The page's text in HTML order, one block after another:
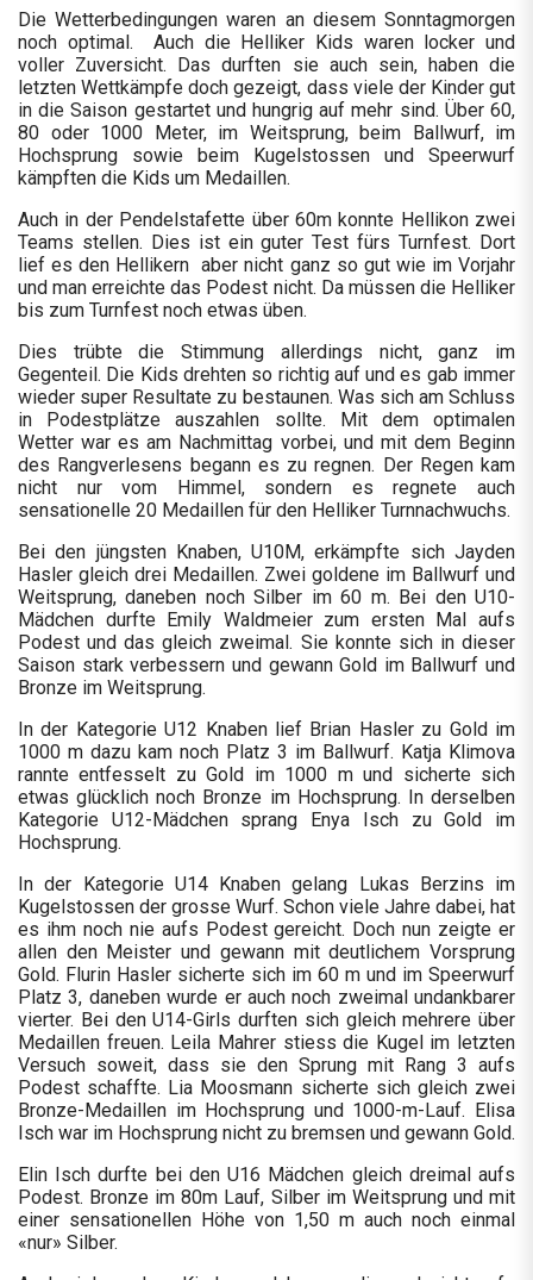
Die Wetterbedingungen waren an diesem Sonntagmorgen
noch optimal. Auch die Helliker Kids waren locker und
voller Zuversicht. Das durften sie auch sein, haben die
letzten Wettkämpfe doch gezeigt, dass viele der Kinder gut
in die Saison gestartet und hungrig auf mehr sind. Über 60,
80 oder 1000 Meter, im Weitsprung, beim Ballwurf, im
Hochsprung sowie beim Kugelstossen und Speerwurf
kämpften die Kids um Medaillen.
Auch in der Pendelstafette über 60m konnte Hellikon zwei
Teams stellen. Dies ist ein guter Test fürs Turnfest. Dort
lief es den Hellikern aber nicht ganz so gut wie im Vorjahr
und man erreichte das Podest nicht. Da müssen die Helliker
bis zum Turnfest noch etwas üben.
Dies trübte die Stimmung allerdings nicht, ganz im
Gegenteil. Die Kids drehten so richtig auf und es gab immer
wieder super Resultate zu bestaunen. Was sich am Schluss
in Podestplätze auszahlen sollte. Mit dem optimalen
Wetter war es am Nachmittag vorbei, und mit dem Beginn
des Rangverlesens begann es zu regnen. Der Regen kam
nicht nur vom Himmel, sondern es regnete auch
sensationelle 20 Medaillen für den Helliker Turnnachwuchs.
Bei den jüngsten Knaben, U10M, erkämpfte sich Jayden
Hasler gleich drei Medaillen. Zwei goldene im Ballwurf und
Weitsprung, daneben noch Silber im 60 m. Bei den U10-
Mädchen durfte Emily Waldmeier zum ersten Mal aufs
Podest und das gleich zweimal. Sie konnte sich in dieser
Saison stark verbessern und gewann Gold im Ballwurf und
Bronze im Weitsprung.
In der Kategorie U12 Knaben lief Brian Hasler zu Gold im
1000 m dazu kam noch Platz 3 im Ballwurf. Katja Klimova
rannte entfesselt zu Gold im 1000 m und sicherte sich
etwas glücklich noch Bronze im Hochsprung. In derselben
Kategorie U12-Mädchen sprang Enya Isch zu Gold im
Hochsprung.
In der Kategorie U14 Knaben gelang Lukas Berzins im
Kugelstossen der grosse Wurf. Schon viele Jahre dabei, hat
es ihm noch nie aufs Podest gereicht. Doch nun zeigte er
allen den Meister und gewann mit deutlichem Vorsprung
Gold. Flurin Hasler sicherte sich im 60 m und im Speerwurf
Platz 3, daneben wurde er auch noch zweimal undankbarer
vierter. Bei den U14-Girls durften sich gleich mehrere über
Medaillen freuen. Leila Mahrer stiess die Kugel im letzten
Versuch soweit, dass sie den Sprung mit Rang 3 aufs
Podest schaffte. Lia Moosmann sicherte sich gleich zwei
Bronze-Medaillen im Hochsprung und 1000-m-Lauf. Elisa
Isch war im Hochsprung nicht zu bremsen und gewann Gold.
Elin Isch durfte bei den U16 Mädchen gleich dreimal aufs
Podest. Bronze im 80m Lauf, Silber im Weitsprung und mit
einer sensationellen Höhe von 1,50 m auch noch einmal
«nur» Silber.